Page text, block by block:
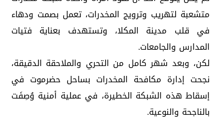
متشعبة لتهريب وترويج المخدرات، تعمل بصمت ودهاء
في قلب مدينة المكلا، وتستهدف بعناية فتيات
المدارس والجامعات.
لكن، وبعد شهر كامل من التحري والملاحقة الدقيقة،
نجحت إدارة مكافحة المخدرات بساحل حضرموت في
إسقاط هذه الشبكة الخطيرة، في عملية أمنية وُصِفَت
بالناجحة والنوعية.